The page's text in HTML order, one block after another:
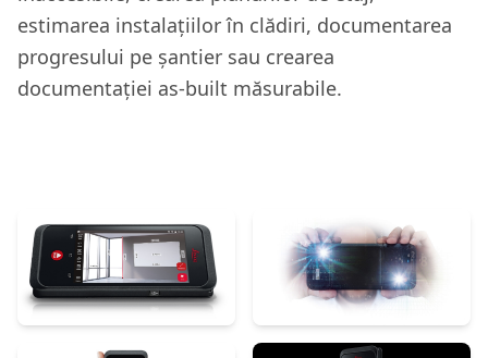
estimarea instalațiilor în clădiri, documentarea
progresului pe șantier sau crearea
documentației as-built măsurabile.